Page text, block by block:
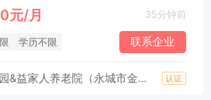
元/月 35分钟前
学历不限 联系企业
明珠幼儿园&益家人养老院（永城市金摇篮教育科技有限公司） 认证